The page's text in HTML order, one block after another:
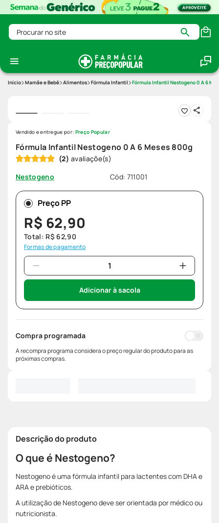
Procurar no site
Mamãe e Bebê Alimentos Fórmula Infantil Fórmula Infantil Nestogeno 0 A 6
Fórmula Infantil Nestogeno 0 A 6 Meses 800g
(2)
Nestogeno
Cód: 711001
Vendido e entregue por: Preço Popular
Preço PP
R$ 62,90
Total: R$ 62,90
Formas de pagamento
Adicionar à sacola
Compra programada
A recompra programa considera o preço regular do produto para as
próximas compras.
Descrição do produto
O que é Nestogeno?
Nestogeno é uma fórmula infantil para lactentes com DHA e
ARA e prebióticos.
A utilização de Nestogeno deve ser orientada por médico ou
nutricionista.